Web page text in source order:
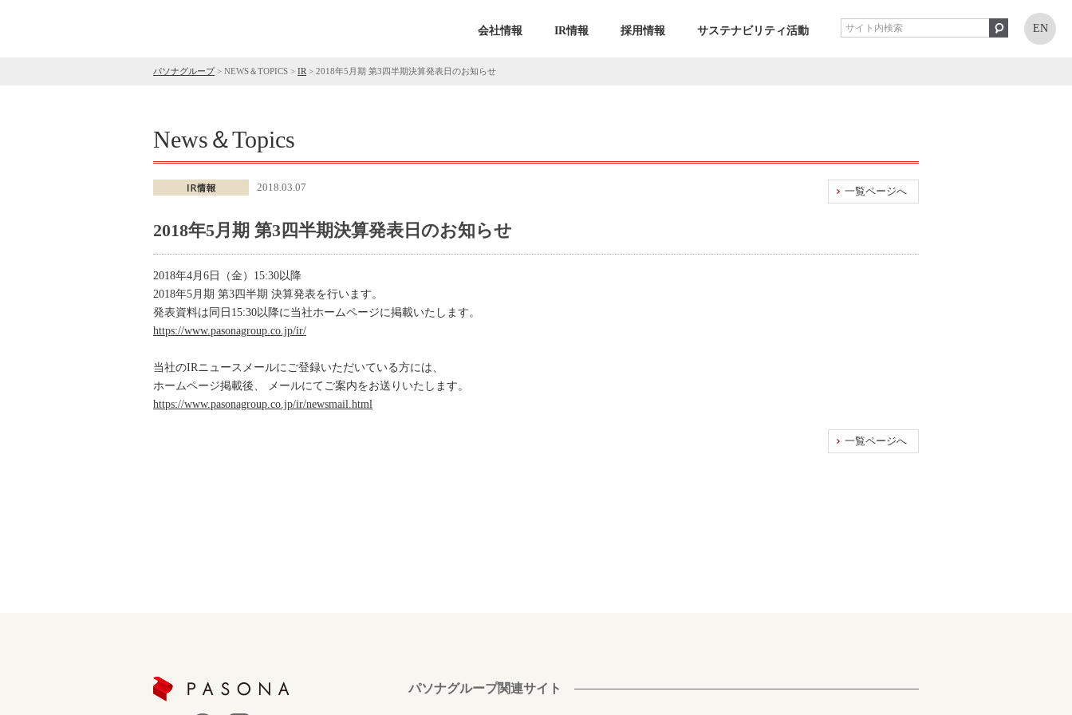
会社情報 IR情報 採用情報 サステナビリティ活動 EN
パソナグループ> NEWS＆TOPICS > IR > 2018年5月期 第3四半期決算発表日のお知らせ
News＆Topics
一覧ページへ
2018.03.07
2018年5月期 第3四半期決算発表日のお知らせ
2018年4月6日（金）15:30以降
2018年5月期 第3四半期 決算発表を行います。
発表資料は同日15:30以降に当社ホームページに掲載いたします。
https://www.pasonagroup.co.jp/ir/
当社のIRニュースメールにご登録いただいている方には、
ホームページ掲載後、 メールにてご案内をお送りいたします。
https://www.pasonagroup.co.jp/ir/newsmail.html
一覧ページへ
パソナグループ関連サイト